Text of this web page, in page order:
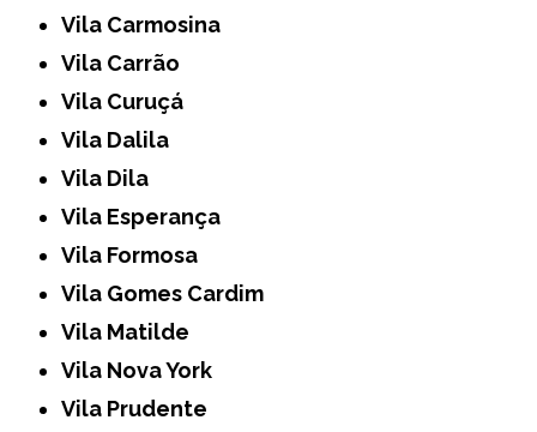
Vila Carmosina
Vila Carrão
Vila Curuçá
Vila Dalila
Vila Dila
Vila Esperança
Vila Formosa
Vila Gomes Cardim
Vila Matilde
Vila Nova York
Vila Prudente